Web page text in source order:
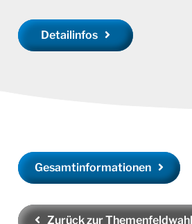
Detailinfos
Gesamtinformationen
Zurück zur Themenfeldwahl